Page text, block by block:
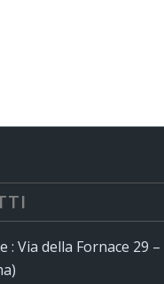
: Via della Fornace 29